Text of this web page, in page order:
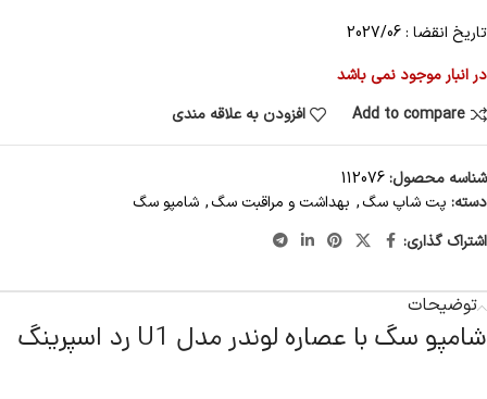
تاریخ انقضا : 2027/06
در انبار موجود نمی باشد
Add to compare
افزودن به علاقه مندی
شناسه محصول:112076
دسته: پت شاپ سگ, بهداشت و مراقبت سگ, شامپو سگ
اشتراک گذاری:
توضیحات
شامپو سگ با عصاره لوندر مدل U1 رد اسپرینگ